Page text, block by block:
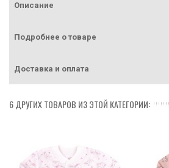
Описание
Подробнее о товаре
Доставка и оплата
6 ДРУГИХ ТОВАРОВ ИЗ ЭТОЙ КАТЕГОРИИ: